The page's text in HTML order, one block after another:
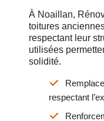
À Noaillan,
toitures
respectant leur
utilisées
solidité.
respectant